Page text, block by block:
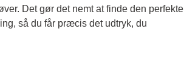
Det gør det nemt at finde den perfekte
så du får præcis det udtryk, du